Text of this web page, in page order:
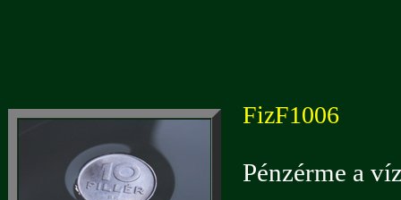
FizF1006
Pénzérme a